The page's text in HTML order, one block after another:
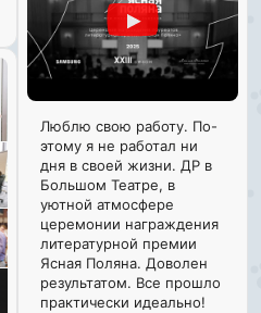
Люблю свою работу. По-
этому я не работал ни
дня в своей жизни. ДР в
Большом Театре, в
уютной атмосфере
церемонии награждения
литературной премии
Ясная Поляна. Доволен
результатом. Все прошло
практически идеально!